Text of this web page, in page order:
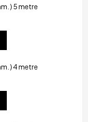
) 5 metre
) 4 metre